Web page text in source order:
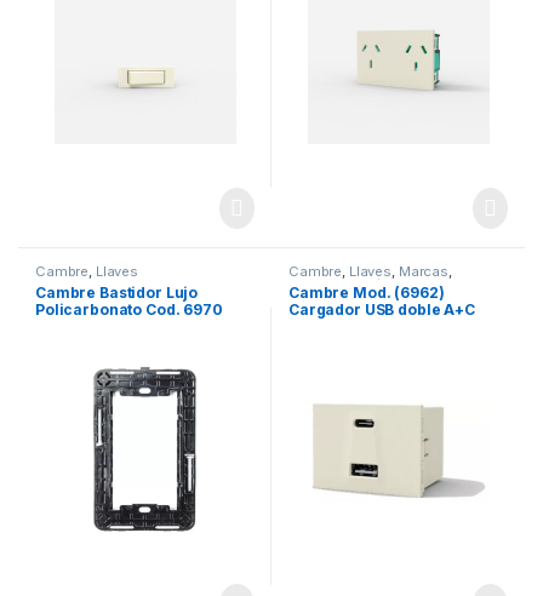
Cambre Llaves
Cambre Bastidor Lujo
Policarbonato Cod. 6970
Cambre Llaves Marcas
Materiales Eléctricos
Cambre Mod. (6962)
Cargador USB doble A+C